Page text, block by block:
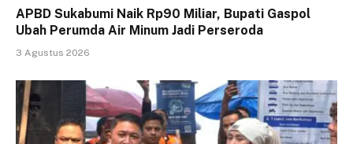
APBD Sukabumi Naik Rp90 Miliar, Bupati Gaspol
Ubah Perumda Air Minum Jadi Perseroda
3 Agustus 2026